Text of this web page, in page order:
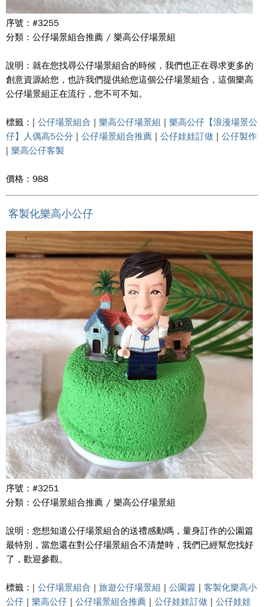
序號 : #3255
分類 : 公仔場景組合推薦 / 樂高公仔場景組
說明 : 就在您找尋公仔場景組合的時候，我們也正在尋求更多的
創意資源給您，也許我們提供給您這個公仔場景組合，這個樂高
公仔場景組正在流行，您不可不知。
標籤 : | 公仔場景組合 | 樂高公仔場景組 | 樂高公仔【浪漫場景公
仔】人偶高5公分 | 公仔場景組合推薦 | 公仔娃娃訂做 | 公仔製作
| 樂高公仔客製
價格 : 988
客製化樂高小公仔
序號 : #3251
分類 : 公仔場景組合推薦 / 樂高公仔場景組
說明 : 您想知道公仔場景組合的送禮感動嗎，量身訂作的公園篇
最特別，當您還在對公仔場景組合不清楚時，我們已經幫您找好
了，歡迎參觀。
標籤 : | 公仔場景組合 | 旅遊公仔場景組 | 公園篇 | 客製化樂高小
公仔 | 樂高公仔 | 公仔場景組合推薦 | 公仔娃娃訂做 | 公仔娃娃